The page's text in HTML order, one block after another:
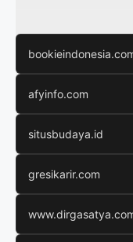
afyinfo.com
situsbudaya.id
gresikarir.com